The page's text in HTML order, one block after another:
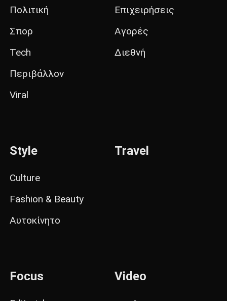
Πολιτική
Σπορ
Tech
Περιβάλλον
Viral
Επιχειρήσεις
Αγορές
Διεθνή
Style
Culture
Fashion & Beauty
Αυτοκίνητο
Travel
Focus Video